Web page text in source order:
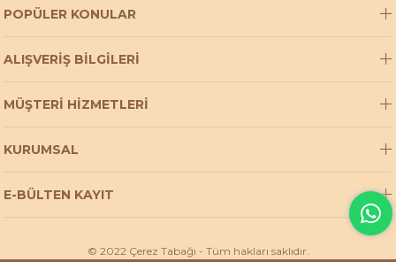
POPÜLER KONULAR
ALIŞVERİŞ BİLGİLERİ
MÜŞTERİ HİZMETLERİ
KURUMSAL
E-BÜLTEN KAYIT
© 2022 Çerez Tabağı - Tüm hakları saklıdır.